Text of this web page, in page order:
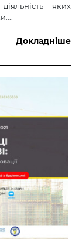
яких
Докладніше